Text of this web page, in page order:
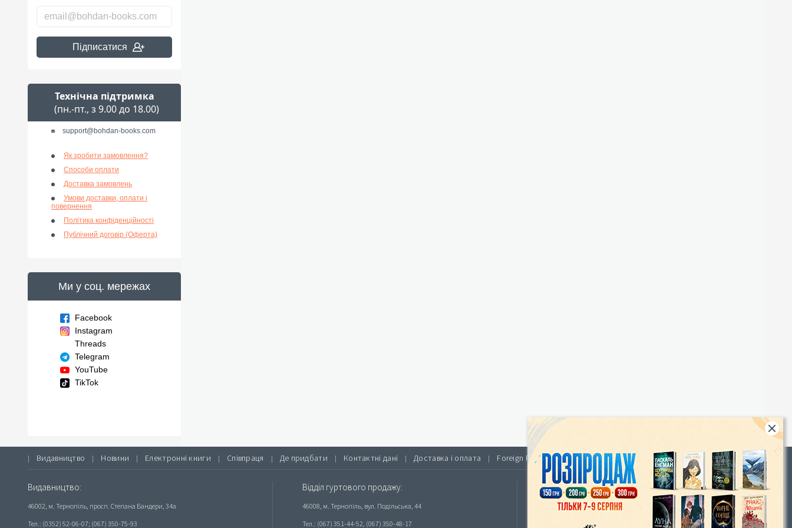
Підписатися
Технічна підтримка
(пн.-пт., з 9.00 до 18.00)
support@bohdan-books.com
Як зробити замовлення?
Способи оплати
Доставка замовлень
Умови доставки, оплати і
повернення
Політика конфіденційності
Публічний договір (Оферта)
Ми у соц. мережах
Facebook
Instagram
Threads
Telegram
YouTube
TikTok
| Видавництво | Новини | Електронні книги | Співпраця | Де придбати | Контактні дані | Доставка і оплата | Foreign Rights |
Видавництво:
46002, м. Тернопіль, просп. Степана Бандери, 34а
Тел.: (0352) 52-06-07; (067) 350-75-93
Відділ гуртового продажу:
46008, м. Тернопіль, вул. Подільська, 44
Тел.: (067) 351-44-52, (067) 350-48-17
Інтернет-магазин «Видавництво Богдан»:
46018, м. Тернопіль, А/С 529
Тел.: (067) 350-18-70, (066) 727-17-62